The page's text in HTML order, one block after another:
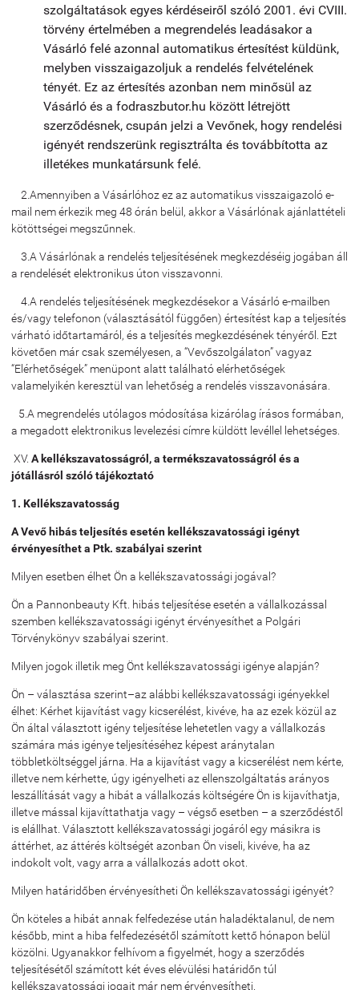
szolgáltatások egyes kérdéseiről szóló 2001. évi CVIII.
törvény értelmében a megrendelés leadásakor a
Vásárló felé azonnal automatikus értesítést küldünk,
melyben visszaigazoljuk a rendelés felvételének
tényét. Ez az értesítés azonban nem minősül az
Vásárló és a fodraszbutor.hu között létrejött
szerződésnek, csupán jelzi a Vevőnek, hogy rendelési
igényét rendszerünk regisztrálta és továbbította az
illetékes munkatársunk felé.
2.Amennyiben a Vásárlóhoz ez az automatikus visszaigazoló e-
mail nem érkezik meg 48 órán belül, akkor a Vásárlónak ajánlattételi
kötöttségei megszűnnek.
3.A Vásárlónak a rendelés teljesítésének megkezdéséig jogában áll
a rendelését elektronikus úton visszavonni.
4.A rendelés teljesítésének megkezdésekor a Vásárló e-mailben
és/vagy telefonon (választásától függően) értesítést kap a teljesítés
várható időtartamáról, és a teljesítés megkezdésének tényéről. Ezt
követően már csak személyesen, a “Vevőszolgálaton” vagyaz
“Elérhetőségek” menüpont alatt található elérhetőségek
valamelyikén keresztül van lehetőség a rendelés visszavonására.
5.A megrendelés utólagos módosítása kizárólag írásos formában,
a megadott elektronikus levelezési címre küldött levéllel lehetséges.
XV. A kellékszavatosságról, a termékszavatosságról és a
jótállásról szóló tájékoztató
1. Kellékszavatosság
A Vevő hibás teljesítés esetén kellékszavatossági igényt
érvényesíthet a Ptk. szabályai szerint
Milyen esetben élhet Ön a kellékszavatossági jogával?
Ön a Pannonbeauty Kft. hibás teljesítése esetén a vállalkozással
szemben kellékszavatossági igényt érvényesíthet a Polgári
Törvénykönyv szabályai szerint.
Milyen jogok illetik meg Önt kellékszavatossági igénye alapján?
Ön – választása szerint–az alábbi kellékszavatossági igényekkel
élhet: Kérhet kijavítást vagy kicserélést, kivéve, ha az ezek közül az
Ön által választott igény teljesítése lehetetlen vagy a vállalkozás
számára más igénye teljesítéséhez képest aránytalan
többletköltséggel járna. Ha a kijavítást vagy a kicserélést nem kérte,
illetve nem kérhette, úgy igényelheti az ellenszolgáltatás arányos
leszállítását vagy a hibát a vállalkozás költségére Ön is kijavíthatja,
illetve mással kijavíttathatja vagy – végső esetben – a szerződéstől
is elállhat. Választott kellékszavatossági jogáról egy másikra is
áttérhet, az áttérés költségét azonban Ön viseli, kivéve, ha az
indokolt volt, vagy arra a vállalkozás adott okot.
Milyen határidőben érvényesítheti Ön kellékszavatossági igényét?
Ön köteles a hibát annak felfedezése után haladéktalanul, de nem
később, mint a hiba felfedezésétől számított kettő hónapon belül
közölni. Ugyanakkor felhívom a figyelmét, hogy a szerződés
teljesítésétől számított két éves elévülési határidőn túl
kellékszavatossági jogait már nem érvényesítheti.